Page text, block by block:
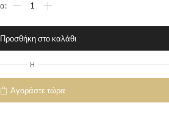
Προσθήκη στο καλάθι
H
Αγοράστε τώρα